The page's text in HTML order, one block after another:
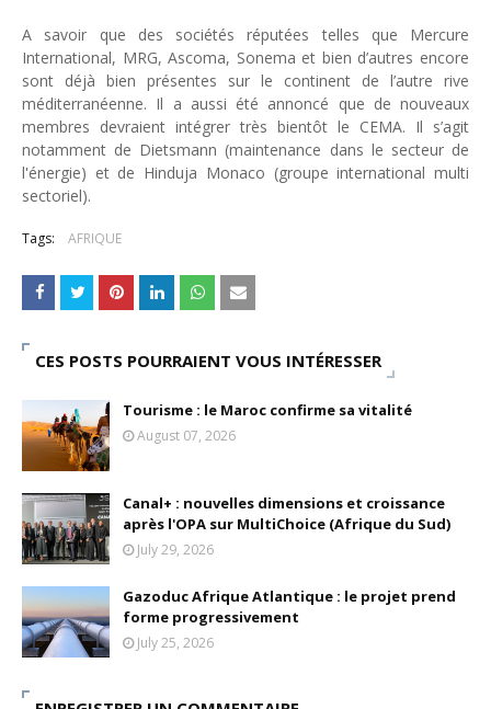
A savoir que des sociétés réputées telles que Mercure
International, MRG, Ascoma, Sonema et bien d’autres encore
sont déjà bien présentes sur le continent de l’autre rive
méditerranéenne. Il a aussi été annoncé que de nouveaux
membres devraient intégrer très bientôt le CEMA. Il s’agit
notamment de Dietsmann (maintenance dans le secteur de
l'énergie) et de Hinduja Monaco (groupe international multi
sectoriel).
Tags: AFRIQUE
CES POSTS POURRAIENT VOUS INTÉRESSER
Tourisme : le Maroc confirme sa vitalité
August 07, 2026
Canal+ : nouvelles dimensions et croissance
après l'OPA sur MultiChoice (Afrique du Sud)
July 29, 2026
Gazoduc Afrique Atlantique : le projet prend
forme progressivement
July 25, 2026